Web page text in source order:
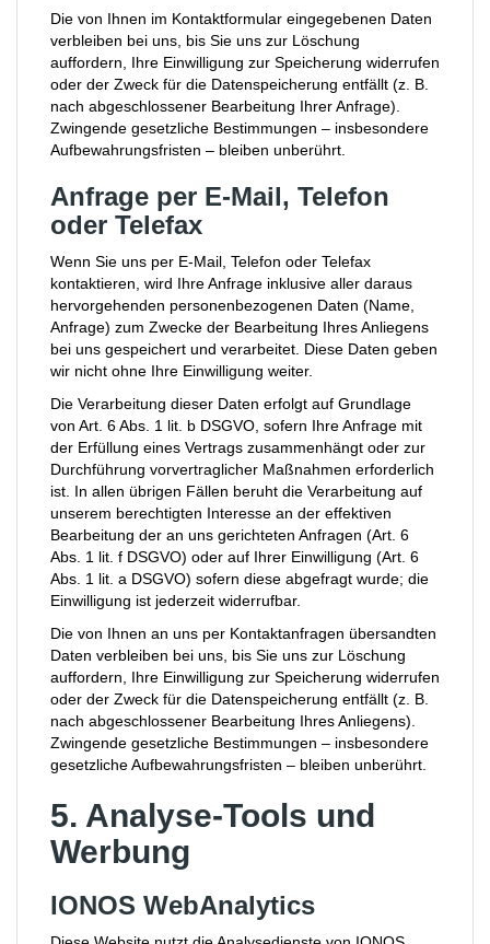
Die von Ihnen im Kontaktformular eingegebenen Daten
verbleiben bei uns, bis Sie uns zur Löschung
auffordern, Ihre Einwilligung zur Speicherung widerrufen
oder der Zweck für die Datenspeicherung entfällt (z. B.
nach abgeschlossener Bearbeitung Ihrer Anfrage).
Zwingende gesetzliche Bestimmungen – insbesondere
Aufbewahrungsfristen – bleiben unberührt.
Anfrage per E-Mail, Telefon
oder Telefax
Wenn Sie uns per E-Mail, Telefon oder Telefax
kontaktieren, wird Ihre Anfrage inklusive aller daraus
hervorgehenden personenbezogenen Daten (Name,
Anfrage) zum Zwecke der Bearbeitung Ihres Anliegens
bei uns gespeichert und verarbeitet. Diese Daten geben
wir nicht ohne Ihre Einwilligung weiter.
Die Verarbeitung dieser Daten erfolgt auf Grundlage
von Art. 6 Abs. 1 lit. b DSGVO, sofern Ihre Anfrage mit
der Erfüllung eines Vertrags zusammenhängt oder zur
Durchführung vorvertraglicher Maßnahmen erforderlich
ist. In allen übrigen Fällen beruht die Verarbeitung auf
unserem berechtigten Interesse an der effektiven
Bearbeitung der an uns gerichteten Anfragen (Art. 6
Abs. 1 lit. f DSGVO) oder auf Ihrer Einwilligung (Art. 6
Abs. 1 lit. a DSGVO) sofern diese abgefragt wurde; die
Einwilligung ist jederzeit widerrufbar.
Die von Ihnen an uns per Kontaktanfragen übersandten
Daten verbleiben bei uns, bis Sie uns zur Löschung
auffordern, Ihre Einwilligung zur Speicherung widerrufen
oder der Zweck für die Datenspeicherung entfällt (z. B.
nach abgeschlossener Bearbeitung Ihres Anliegens).
Zwingende gesetzliche Bestimmungen – insbesondere
gesetzliche Aufbewahrungsfristen – bleiben unberührt.
5. Analyse-Tools und
Werbung
IONOS WebAnalytics